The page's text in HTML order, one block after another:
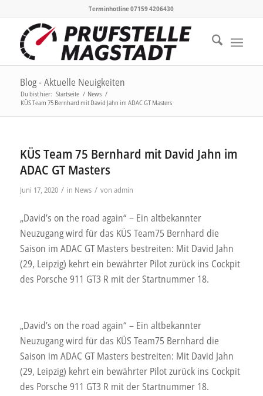
Terminhotline 07159 4206430
Blog - Aktuelle Neuigkeiten
Du bist hier: Startseite / News /
KÜS Team 75 Bernhard mit David Jahn im ADAC GT Masters
KÜS Team 75 Bernhard mit David Jahn im
ADAC GT Masters
Juni 17, 2020 / in News / von admin
„David’s on the road again“ – Ein altbekannter
Neuzugang wird für das KÜS Team75 Bernhard die
Saison im ADAC GT Masters bestreiten: Mit David Jahn
(29, Leipzig) kehrt ein bewährter Pilot zurück ins Cockpit
des Porsche 911 GT3 R mit der Startnummer 18.
„David’s on the road again“ – Ein altbekannter
Neuzugang wird für das KÜS Team75 Bernhard die
Saison im ADAC GT Masters bestreiten: Mit David Jahn
(29, Leipzig) kehrt ein bewährter Pilot zurück ins Cockpit
des Porsche 911 GT3 R mit der Startnummer 18.